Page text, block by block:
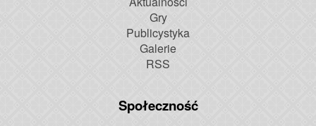
Gry
Publicystyka
Galerie
RSS
Społeczność